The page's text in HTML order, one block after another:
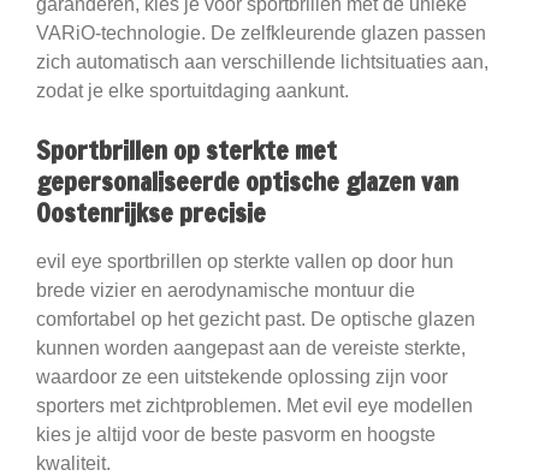
garanderen, kies je voor sportbrillen met de unieke
VARiO-technologie. De zelfkleurende glazen passen
zich automatisch aan verschillende lichtsituaties aan,
zodat je elke sportuitdaging aankunt.
Sportbrillen op sterkte met
gepersonaliseerde optische glazen van
Oostenrijkse precisie
evil eye sportbrillen op sterkte vallen op door hun
brede vizier en aerodynamische montuur die
comfortabel op het gezicht past. De optische glazen
kunnen worden aangepast aan de vereiste sterkte,
waardoor ze een uitstekende oplossing zijn voor
sporters met zichtproblemen. Met evil eye modellen
kies je altijd voor de beste pasvorm en hoogste
kwaliteit.